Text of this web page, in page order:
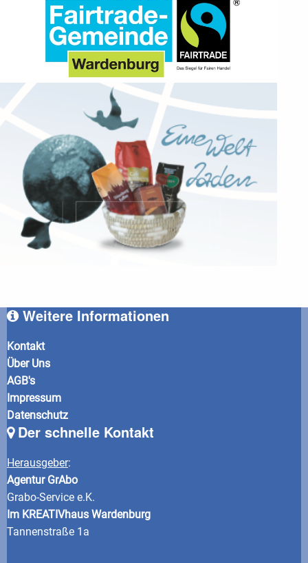
Weitere Informationen
Kontakt
Über Uns
AGB's
Impressum
Datenschutz
Der schnelle Kontakt
Herausgeber:
Agentur GrAbo
Grabo-Service e.K.
Im KREATIVhaus Wardenburg
Tannenstraße 1a